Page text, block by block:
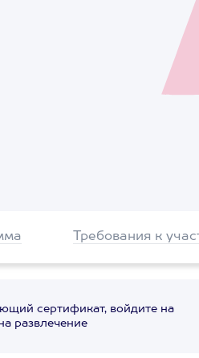
Требования к
сертификат, войдите на
развлечение